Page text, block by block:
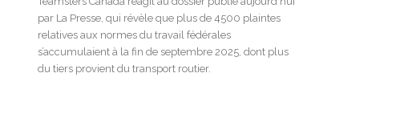
par La Presse, qui révèle que plus de 4500 plaintes
relatives aux normes du travail fédérales
s’accumulaient à la fin de septembre 2025, dont plus
du tiers provient du transport routier.